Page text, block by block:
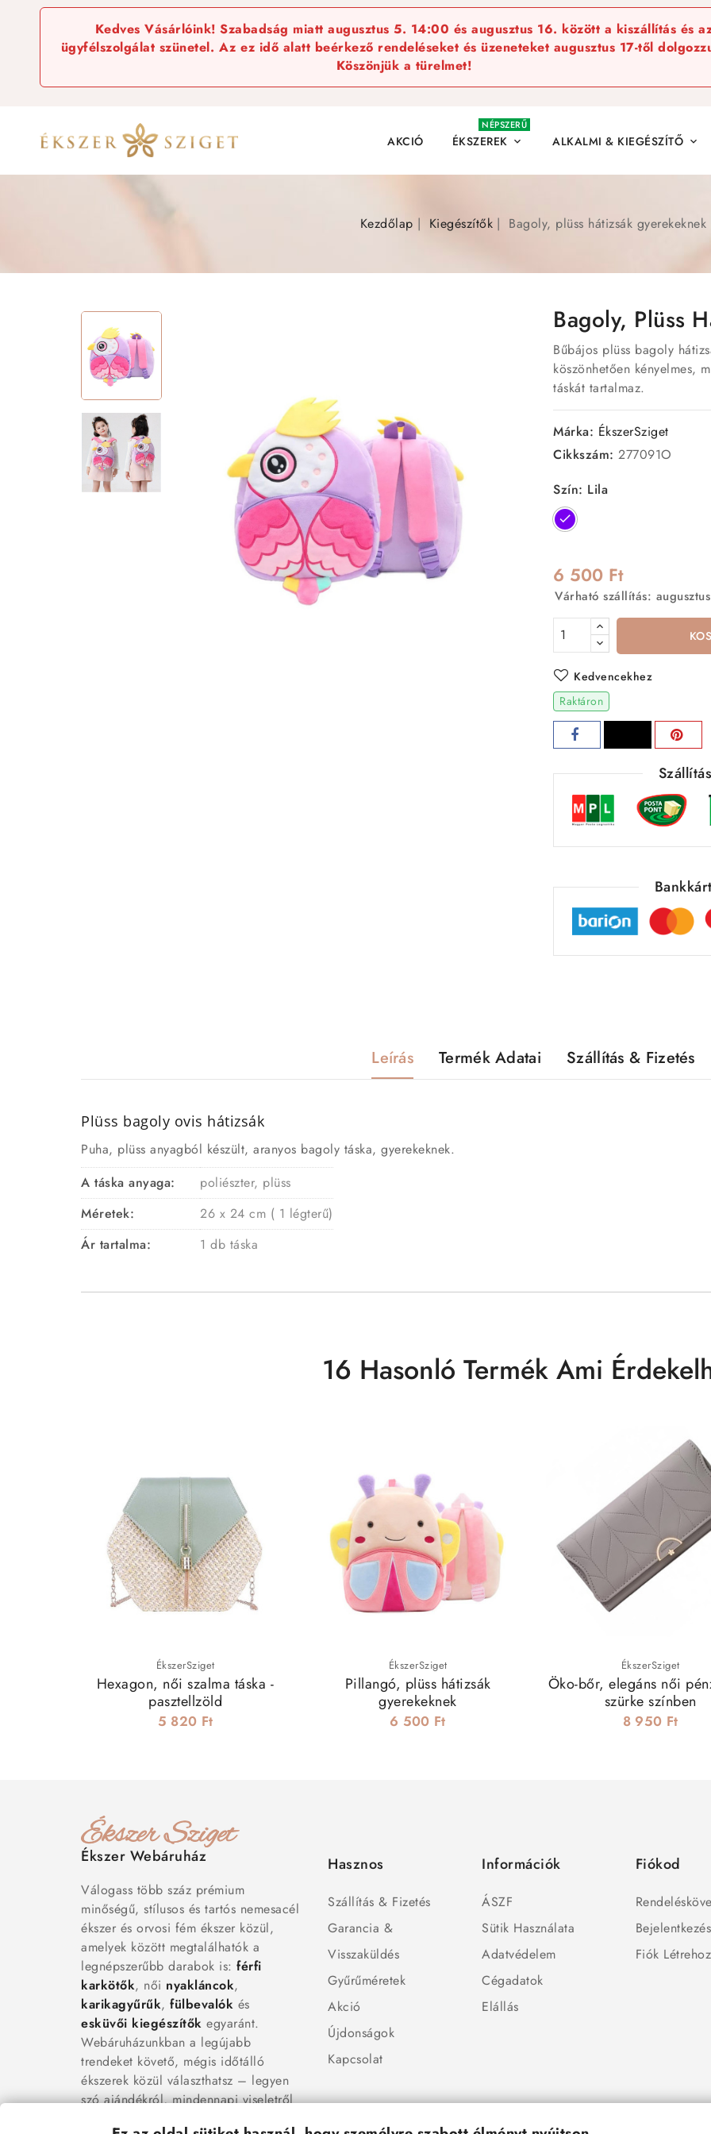
Kedves Vásárlóink! Szabadság miatt augusztus 5. 14:00 és augusztus 16. között a kiszállítás és
ügyfélszolgálat szünetel. Az ez idő alatt beérkező rendeléseket és üzeneteket augusztus 17-től
Köszönjük a türelmet!
AKCIÓ ÉKSZEREK 
NÉPSZERŰ
ALKALMI & KIEGÉSZÍTŐ 
Kezdőlap Kiegészítők Bagoly, plüss hátizsák gyerekeknek
Bagoly, Plüss
Bűbájos plüss bagoly
köszönhetően kényelmes,
táskát tartalmaz.
Márka: ÉkszerSziget
Cikkszám: 277091O
Szín: Lila
Lila
6 500 Ft
Várható szállítás:
Kedvencekhez
Raktáron
Leírás Termék Adatai Szállítás & Fizetés
Plüss bagoly ovis hátizsák
Puha, plüss anyagból készült, aranyos bagoly táska, gyerekeknek.
A táska anyaga:
poliészter, plüss
Méretek:
26 x 24 cm ( 1 légterű)
Ár tartalma:
1 db táska
16 Hasonló Termék Ami
ÉkszerSziget
Hexagon, női szalma táska -
pasztellzöld
5 820 Ft
ÉkszerSziget
Pillangó, plüss hátizsák
gyerekeknek
6 500 Ft
ÉkszerSziget
Öko-bőr, elegáns női
szürke színben
8 950 Ft
Ékszer Webáruház
Válogass több száz prémium
minőségű, stílusos és tartós nemesacél
ékszer és orvosi fém ékszer közül,
amelyek között megtalálhatók a
legnépszerűbb darabok is: férfi
karkötők, női nyakláncok,
karikagyűrűk, fülbevalók és
esküvői kiegészítők egyaránt.
Webáruházunkban a legújabb
trendeket követő, mégis időtálló
ékszerek közül választhatsz – legyen
szó ajándékról, mindennapi viseletről
Hasznos
Szállítás & Fizetés
Garancia &
Visszaküldés
Gyűrűméretek
Akció
Újdonságok
Kapcsolat
Információk
ÁSZF
Sütik Használata
Adatvédelem
Cégadatok
Elállás
Fiókod
Bejelentkezés
Fiók